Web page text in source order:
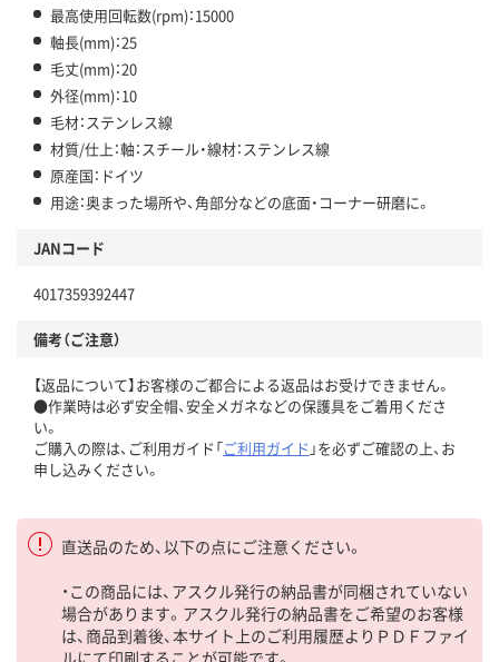
最高使用回転数(rpm)：15000
軸長(mm)：25
毛丈(mm)：20
外径(mm)：10
毛材：ステンレス線
材質/仕上：軸：スチール・線材：ステンレス線
原産国：ドイツ
用途：奥まった場所や、角部分などの底面・コーナー研磨に。
JANコード
4017359392447
備考（ご注意）
【返品について】お客様のご都合による返品はお受けできません。
●作業時は必ず安全帽、安全メガネなどの保護具をご着用くださ
い。
ご購入の際は、ご利用ガイド「ご利用ガイド 」を必ずご確認の上、お
申し込みください。
直送品のため、以下の点にご注意ください。
・この商品には、アスクル発行の納品書が同梱されていない
場合があります。アスクル発行の納品書をご希望のお客様
は、商品到着後、本サイト上のご利用履歴よりＰＤＦファイ
ルにて印刷することが可能です。